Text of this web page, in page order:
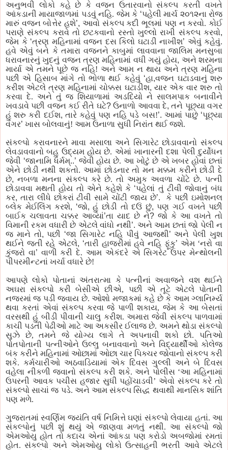
અનુભવી લોકો કહે છે કે વજન ઉતારવાનો સંકલ્પ કરતી વખતે
આંકડાની માયાજાળમાં પડવું નહિ. જેમ કે ‘પહેલી માર્ચ ૨૦૧૨ના રોજ
મારું વજન બોત્તેર હશે’, આવો સંકલ્પ કદી ભૂલમાં પણ ન કરવો. કોઈ
પરાણે સંકલ્પ કરાવે તો છટકવાનો રસ્તો ખુલ્લો રાખી સંકલ્પ કરવો,
જેમ કે ‘ત્રણ મહિનામાં વજન દસ કિલો ઘટાડી નાખીશ’ એવું કહેવું.
હવે એવું બને કે તમારા વજનને કાબુમાં લાવવાના જાલિમ મનસુબા
ધરાવનારનું ખુદનું વજન ત્રણ મહિનામાં વધી ગયું હોય, અને શરમના
માર્યા એ તમને પૂછે જ નહિ! અને આમ ન થાય અને ત્રણ મહિના
પછી એ હિસાબ માંગે તો ભોળા થઈ કહેવું ‘હા,વજન ઘટાડવાનું શરુ
કરીશ એટલે ત્રણ મહિનામાં ચોક્કસ ઘટાડીશ, યાર એક વાર શરુ તો
કરવા દે. અને તું જ શિયાળામાં અડદિયો ને સાલમપાક બનાવીને
ખવડાવે પછી વજન કઈ રીતે ઘટે?ઉનાળો આવવા દે,તને પૂછ્યા વગર
હું શરુ કરી દઈશ, તારે કહેવું પણ નહિ પડે બસ!’. આમાં પાછું ‘પૂછ્યા
વગર’ ખાસ બોલવાનું! આમ ઉનાળા સુધી નિરાંત થઈ જશે.
સંકલ્પો કરાવનારને માવા મસાલા અને સિગારેટ છોડાવવાનો સંકલ્પ
લેવડાવવાનો બહુ ઉદ્યમ હોય છે. એમાં ખાનારની દશા પેલી દુર્યોધન
જેવી ‘જાનામિ ધર્મમ્..’ જેવી હોય છે. આ ખોટું છે એ ખબર હોવાં છતાં
એને છોડી નથી શકતો. આમાં છોડનાર તો મન મક્કમ કરીને છોડી દે
છે,નબળા મનના સંકલ્પ કરે છે. તો અમુક અવળા ચોંટે છે. પત્ની
છોડાવવા મથતી હોય તો એને કહેશે કે ‘પહેલાં તું ટીવી જોવાનું બંધ
કર, તારા લીધે છોકરાં ટીવી સામે ચોંટી જાય છે’.કે પછી ઇમોશનલ
બ્લેક મેઈલિંગ કરશે, ‘જો,હું છોડી તો દઉં છું,પણ ગઈ વખતે પછી
બાઈક ચલાવતા ચક્કર આવ્યાં’તા યાદ છે ને? જો કે આ વખતે તો
વિમાની રકમ વધારી છે એટલે વાંધો નથી’. અને આમ છતાં જો પેલી ન
જ માને તો,પછી ‘જા સિગારેટ નહિ પીવું આજથી’ અને પેલીખુશ
થઈને જતી રહે એટલે, ‘તારી હાજરીમાં હવે નહિ ફૂંકુ’ એમ ‘નરો વા
કુંજરો વા’ વાળી કરી દે. આમ એકંદરે એ સિગરેટ ઉપર મેન્થોલની
પીપરમીન્ટનાં ખર્ચા વધારે છે!
આપણે લોકો પોતાનાં અંતરાત્મા કે પત્નીનાંઅવાજને વશ થઈને
અઘરા સંકલ્પો કરી બેસીએ છીએ, પછી એ તૂટે એટલે પોતાની
નજરમાં જ પડી જવાય છે. ઓશો મજાકમાં કહે છે કે આમ ગ્લાનિર્મ્ય
થવા કરતાં એવાં સંકલ્પ કરવા જે પાળી શકાય, જેમ કે આ બેસતાં
વરસથી હું બીડી પીવાની ચાલુ કરીશ. અમારા જેવી સંકલ્પ પાળવામાં
કાચી પડતી પેઢીઓ માટે આ અકસીર ઈલાજ છે. અમને થોડા સંકલ્પો
સુઝે છે, તમને જે યોગ્ય લાગે તે અપનાવી શકો છો. પતિઓ
પોતપોતાની પત્નીઓને ઉલ્લુ બનાવવાનો અને વિદ્યાર્થીઓ કોલેજ
બંક કરીને મહિનામાં ઓછામાં ઓછા ચાર પિક્ચર જોવાનો સંકલ્પ કરી
શકે. કર્મચારીઓ અઠવાડિયામાં એક દિવસ ગુલ્લી અને બે દિવસ
વહેલા નીકળી જવાનો સંકલ્પ કરી શકે. અને પોલીસ ‘આ મહિનામાં
ઉપરની આવક પચીસ હજાર સુધી પહોંચાડવી’ એવો સંકલ્પ કરે તો
સંકલ્પો સાચાં જ પડે. અને આમ સંકલ્પ સિદ્ધ થવાથી માનસિક શાંતિ
પણ મળે.
ગુજરાતમાંસ્વર્ણિમ જયંતિ વર્ષ નિમિત્તે ઘણાં સંકલ્પો લેવાયા હતાં. આ
સંકલ્પોનું પછી શું થયું એ જાણવા મળતું નથી. આ સંકલ્પો જો
એમઓયુ હોત તો કદાચ એનાં આંકડા પણ કરોડો અબજોમાં રમતાં
હોત. સંકલ્પો અને એમઓયુ લોકો ઉત્સાહની ભરતી આવે એટલે